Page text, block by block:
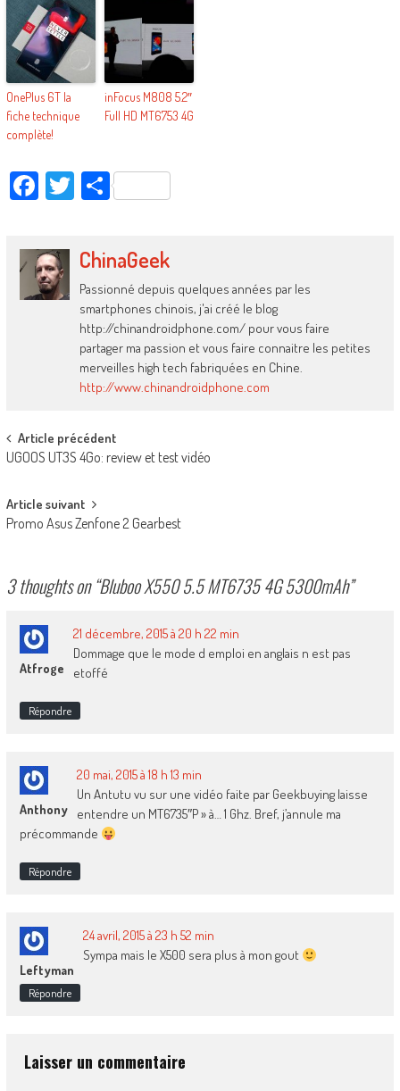
OnePlus 6T la
fiche technique
complète!
inFocus M808 5.2″
Full HD MT6753 4G
Facebook
TwitterPartager
ChinaGeek
Passionné depuis quelques années par les
smartphones chinois, j'ai créé le blog
http://chinandroidphone.com/ pour vous faire
partager ma passion et vous faire connaitre les petites
merveilles high tech fabriquées en Chine.
http://www.chinandroidphone.com
Post
navigation
Article précédent
UGOOS UT3S 4Go: review et test vidéo
Article suivant
Promo Asus Zenfone 2 Gearbest
3 thoughts on “Bluboo X550 5.5 MT6735 4G 5300mAh”
Atfroge
21 décembre, 2015 à 20 h 22 min
Dommage que le mode d emploi en anglais n est pas
etoffé
Répondre
Anthony
20 mai, 2015 à 18 h 13 min
Un Antutu vu sur une vidéo faite par Geekbuying laisse
entendre un MT6735″P » à… 1 Ghz. Bref, j’annule ma
précommande
Répondre
Leftyman
24 avril, 2015 à 23 h 52 min
Sympa mais le X500 sera plus à mon gout
Répondre
Laisser un commentaire